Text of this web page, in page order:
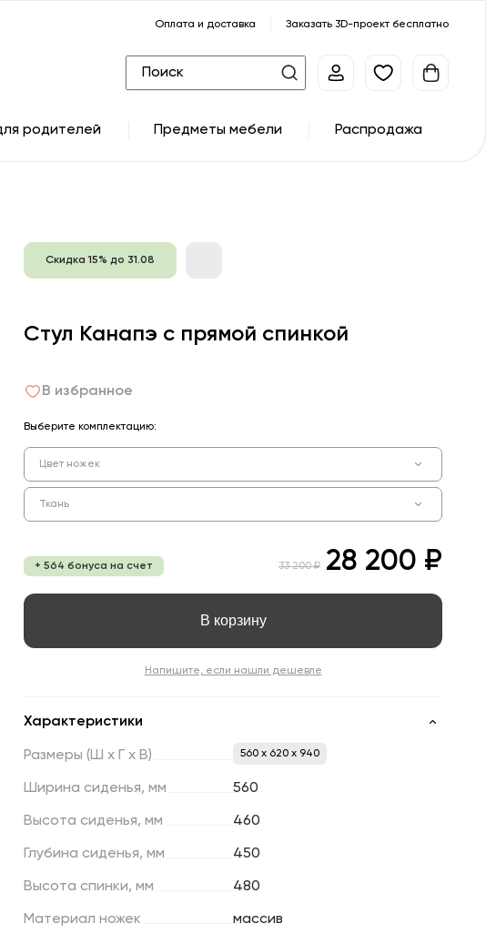
Оплата и доставка Заказать 3D-проект бесплатно
родителей Предметы мебели Распродажа
Скидка 15% до 31.08
Стул Канапэ с прямой спинкой
В избранное
Выберите комплектацию:
Цвет ножек
Ткань
+ 564 бонуса на счет 33 200 ₽ 28 200 ₽
В корзину
Напишите, если нашли дешевле
Характеристики
Размеры (Ш х Г х В) 560 x 620 x 940
Ширина сиденья, мм 560
Высота сиденья, мм 460
Глубина сиденья, мм 450
Высота спинки, мм 480
Материал ножек массив